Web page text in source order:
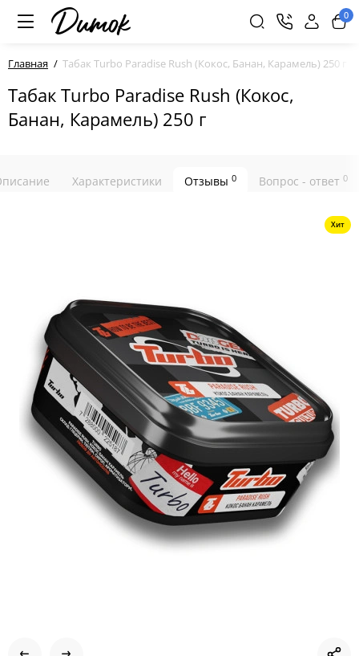
0
Главная Табак Turbo Paradise Rush (Кокос, Банан, Карамель) 250 г
Табак Turbo Paradise Rush (Кокос,
Банан, Карамель) 250 г
Характеристики Отзывы 0 Вопрос - ответ 0
Хит